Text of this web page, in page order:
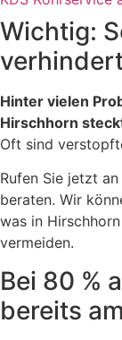
Wichtig:
Hinter vielen
Hirschhorn
Oft sind
Rufen Sie jetzt
beraten. Wir
was in
vermeiden.
Bei 80 %
bereits